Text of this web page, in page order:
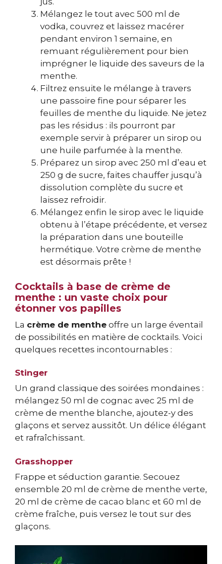
Mélangez le tout avec 500 ml de
vodka, couvrez et laissez macérer
pendant environ 1 semaine, en
remuant régulièrement pour bien
imprégner le liquide des saveurs de la
menthe.
Filtrez ensuite le mélange à travers
une passoire fine pour séparer les
feuilles de menthe du liquide. Ne jetez
pas les résidus : ils pourront par
exemple servir à préparer un sirop ou
une huile parfumée à la menthe.
Préparez un sirop avec 250 ml d’eau et
250 g de sucre, faites chauffer jusqu’à
dissolution complète du sucre et
laissez refroidir.
Mélangez enfin le sirop avec le liquide
obtenu à l’étape précédente, et versez
la préparation dans une bouteille
hermétique. Votre crème de menthe
est désormais prête !
Cocktails à base de crème de
menthe : un vaste choix pour
étonner vos papilles
La crème de menthe offre un large éventail
de possibilités en matière de cocktails. Voici
quelques recettes incontournables :
Stinger
Un grand classique des soirées mondaines :
mélangez 50 ml de cognac avec 25 ml de
crème de menthe blanche, ajoutez-y des
glaçons et servez aussitôt. Un délice élégant
et rafraîchissant.
Grasshopper
Frappe et séduction garantie. Secouez
ensemble 20 ml de crème de menthe verte,
20 ml de crème de cacao blanc et 60 ml de
crème fraîche, puis versez le tout sur des
glaçons.